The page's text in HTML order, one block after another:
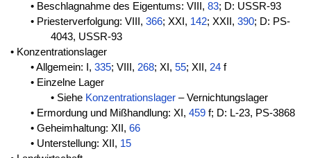
• Beschlagnahme des Eigentums: VIII, 83; D: USSR-93
• Priesterverfolgung: VIII, 366; XXI, 142; XXII, 390; D: PS-
4043, USSR-93
• Konzentrationslager
• Allgemein: I, 335; VIII, 268; XI, 55; XII, 24f
• Einzelne Lager
• Siehe Konzentrationslager – Vernichtungslager
• Ermordung und Mißhandlung: XI, 459f; D: L-23, PS-3868
• Geheimhaltung: XII, 66
• Unterstellung: XII, 15